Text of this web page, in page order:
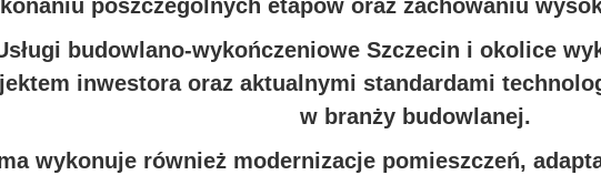
poszczególnych etapów oraz zachowaniu
budowlano-wykończeniowe Szczecin i okolice
inwestora oraz aktualnymi standardami
w branży budowlanej.
wykonuje również modernizacje pomieszczeń,